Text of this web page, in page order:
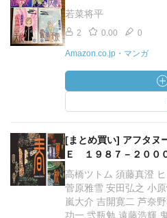
若菜将平
2 0.00 0
Amazon.co.jp・マンガ
[まとめ買い] アフタヌ
Ｅ １９８７－２００
高橋ツトム 須藤真澄
菅原雅雪 安田弘之 小
嵐大介 吉開寛二 芦奈
功一 弐瓶勉 遠藤浩輝